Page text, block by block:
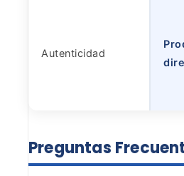
Autenticidad
Preguntas